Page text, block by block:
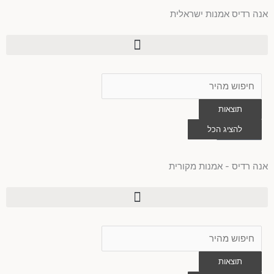
אנה רדיס אמנות ישראלית
...
תוצאות
להציג הכל
0
עגלת
קניות
אנה רדיס - אמנות מקורית
...
תוצאות